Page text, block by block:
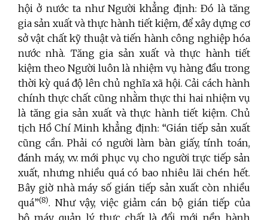
hội ở nước ta như Người khẳng định: Đó là tăng
gia sản xuất và thực hành tiết kiệm, để xây dựng cơ
sở vật chất kỹ thuật và tiến hành công nghiệp hóa
nước nhà. Tăng gia sản xuất và thực hành tiết
kiệm theo Người luôn là nhiệm vụ hàng đầu trong
thời kỳ quá độ lên chủ nghĩa xã hội. Cải cách hành
chính thực chất cũng nhằm thực thi hai nhiệm vụ
là tăng gia sản xuất và thực hành tiết kiệm. Chủ
tịch Hồ Chí Minh khẳng định: “Gián tiếp sản xuất
cũng cần. Phải có người làm bàn giấy, tính toán,
đánh máy, v.v. mới phục vụ cho người trực tiếp sản
xuất, nhưng nhiều quá có bao nhiêu lãi chén hết.
Bây giờ nhà máy số gián tiếp sản xuất còn nhiều
quá”(8). Như vậy, việc giảm cán bộ gián tiếp của
bộ máy quản lý thực chất là đổi mới nền hành